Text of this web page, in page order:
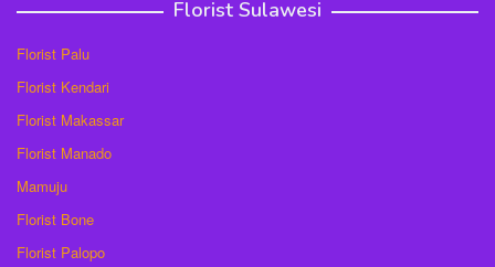
Florist Sulawesi
Florist Palu
Florist Kendari
Florist Makassar
Florist Manado
Mamuju
Florist Bone
Florist Palopo